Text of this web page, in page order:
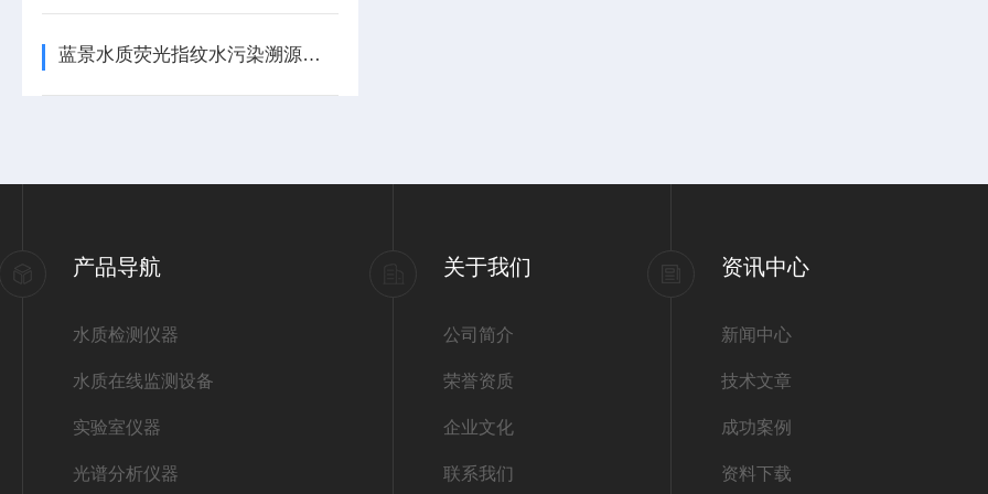
蓝景水质荧光指纹水污染溯源仪维持高精度的办法
产品导航
水质检测仪器
水质在线监测设备
实验室仪器
光谱分析仪器
关于我们
公司简介
荣誉资质
企业文化
联系我们
资讯中心
新闻中心
技术文章
成功案例
资料下载